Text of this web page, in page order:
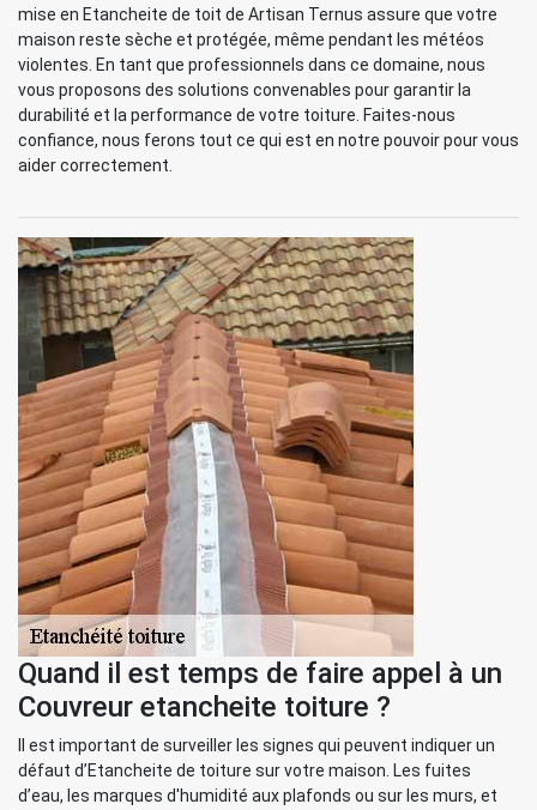
mise en Etancheite de toit de Artisan Ternus assure que votre
maison reste sèche et protégée, même pendant les météos
violentes. En tant que professionnels dans ce domaine, nous
vous proposons des solutions convenables pour garantir la
durabilité et la performance de votre toiture. Faites-nous
confiance, nous ferons tout ce qui est en notre pouvoir pour vous
aider correctement.
Quand il est temps de faire appel à un
Couvreur etancheite toiture ?
Il est important de surveiller les signes qui peuvent indiquer un
défaut d’Etancheite de toiture sur votre maison. Les fuites
d’eau, les marques d'humidité aux plafonds ou sur les murs, et